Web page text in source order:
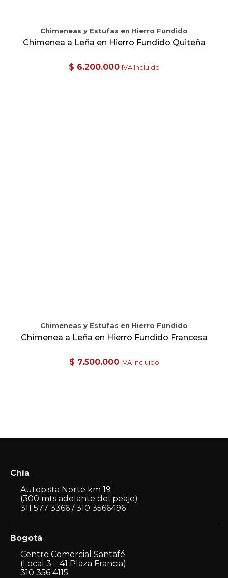
Chimeneas y Estufas en Hierro Fundido
Chimenea a Leña en Hierro Fundido Quiteña
$ 6.200.000 IVA Incluido
Chimeneas y Estufas en Hierro Fundido
Chimenea a Leña en Hierro Fundido Francesa
$ 7.500.000 IVA Incluido
Chía
Autopista Norte km 19
(300 mts adelante del peaje)
311 577 3366 / 310 3566496
Bogotá
Centro Comercial Santafé
(Local 3 – 41 Plaza Francia)
310 356 4115